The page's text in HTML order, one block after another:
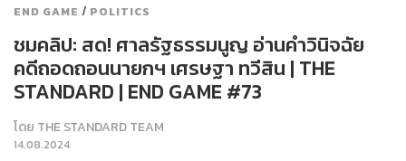
END GAME / POLITICS
ชมคลิป: สด! ศาลรัฐธรรมนูญ อ่านคำวินิจฉัย
คดีถอดถอนนายกฯ เศรษฐา ทวีสิน | THE
STANDARD | END GAME #73
โดย THE STANDARD TEAM
14.08.2024